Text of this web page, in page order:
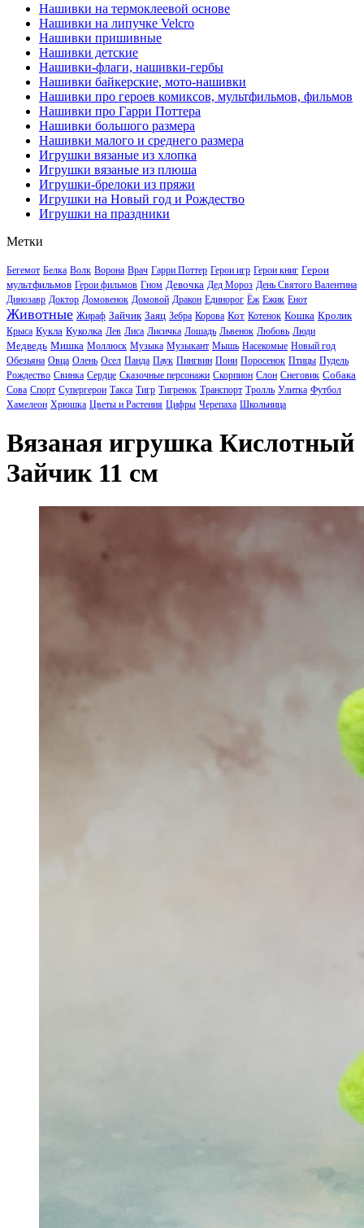
Нашивки на термоклеевой основе
Нашивки на липучке Velcro
Нашивки пришивные
Нашивки детские
Нашивки-флаги, нашивки-гербы
Нашивки байкерские, мото-нашивки
Нашивки про героев комиксов, мультфильмов, фильмов
Нашивки про Гарри Поттера
Нашивки большого размера
Нашивки малого и среднего размера
Игрушки вязаные из хлопка
Игрушки вязаные из плюша
Игрушки-брелоки из пряжи
Игрушки на Новый год и Рождество
Игрушки на праздники
Метки
Бегемот Белка Волк Ворона Врач Гарри Поттер Герои игр Герои книг Герои
мультфильмов Герои фильмов Гном Девочка Дед Мороз День Святого Валентина
Динозавр Доктор Домовенок Домовой Дракон Единорог Ёж Ежик Енот
Животные Жираф Зайчик Заяц Зебра Корова Кот Котенок Кошка Кролик
Крыса Кукла Куколка Лев Лиса Лисичка Лошадь Львенок Любовь Люди
Медведь Мишка Моллюск Музыка Музыкант Мышь Насекомые Новый год
Обезьяна Овца Олень Осел Панда Паук Пингвин Пони Поросенок Птицы Пудель
Рождество Свинка Сердце Сказочные персонажи Скорпион Слон Снеговик Собака
Сова Спорт Супергерои Такса Тигр Тигренок Транспорт Тролль Улитка Футбол
Хамелеон Хрюшка Цветы и Растения Цифры Черепаха Школьница
Вязаная игрушка Кислотный
Зайчик 11 см